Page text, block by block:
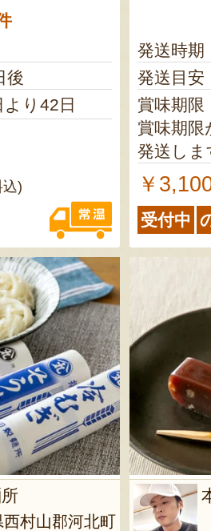
後
り42日
込)
発送時期
発送目安
賞味期
賞味期限
発送しま
￥
受付中
西村山郡河北町